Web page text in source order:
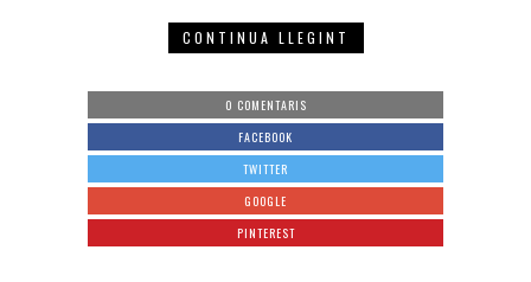
CONTINUA LLEGINT
0 COMENTARIS
FACEBOOK
TWITTER
GOOGLE
PINTEREST